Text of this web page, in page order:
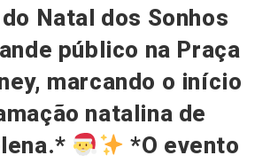
Natal dos Sonhos
público na Praça
marcando o início
natalina de
*O evento